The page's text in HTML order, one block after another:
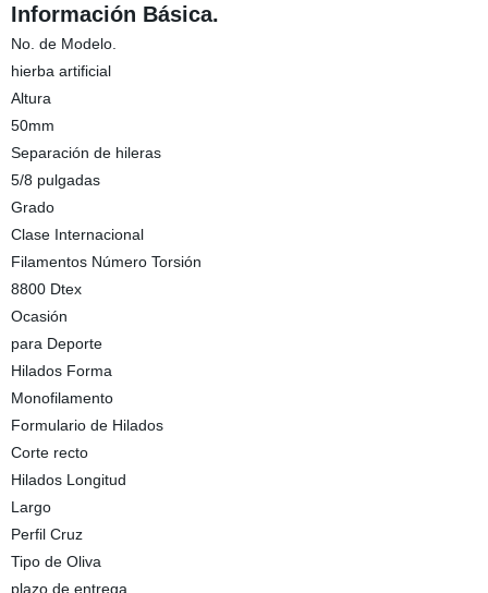
Información Básica.
No. de Modelo.
hierba artificial
Altura
50mm
Separación de hileras
5/8 pulgadas
Grado
Clase Internacional
Filamentos Número Torsión
8800 Dtex
Ocasión
para Deporte
Hilados Forma
Monofilamento
Formulario de Hilados
Corte recto
Hilados Longitud
Largo
Perfil Cruz
Tipo de Oliva
plazo de entrega